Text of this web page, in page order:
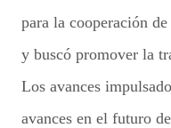
para la cooperación
y buscó promover la
Los avances
avances en el futuro